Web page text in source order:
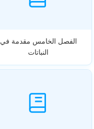
الفصل الخامس مقدمة في
النباتات